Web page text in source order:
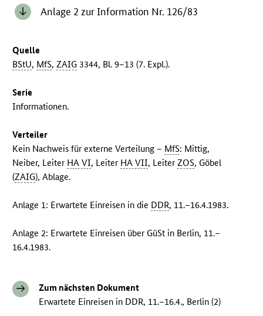
Anlage 2 zur Information Nr. 126/83
Quelle
BStU, MfS,ZAIG 3344, Bl. 9–13 (7. Expl.).
Serie
Informationen.
Verteiler
Kein Nachweis für externe Verteilung – MfS: Mittig,
Neiber, Leiter HA VI, Leiter HA VII, LeiterZOS, Göbel
(ZAIG), Ablage.
Anlage 1: Erwartete Einreisen in die DDR, 11.–16.4.1983.
Anlage 2: Erwartete Einreisen über GüSt in Berlin, 11.–
16.4.1983.
Zum nächsten Dokument
Erwartete Einreisen in DDR, 11.–16.4., Berlin (2)